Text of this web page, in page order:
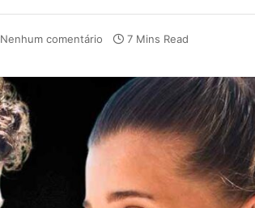
Nenhum comentário 7 Mins Read